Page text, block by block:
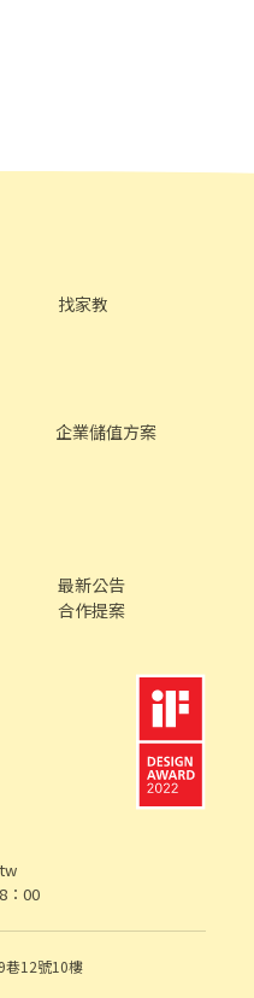
找家教
企業儲值方案
最新公告
合作提案
：00
巷12號10樓